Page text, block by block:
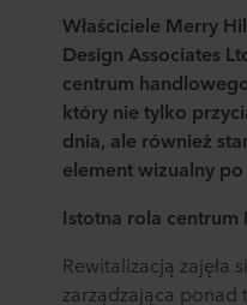
Właściciele Merry
Design Associates
centrum
który nie tylko
dnia, ale również
element wizualny
Istotna rola
Rewitalizacją zajęła
zarządzająca ponad